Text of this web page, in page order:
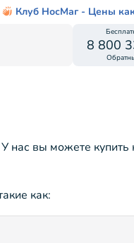
Клуб НосМаг - Цены
8 800
нас вы можете купить
как: